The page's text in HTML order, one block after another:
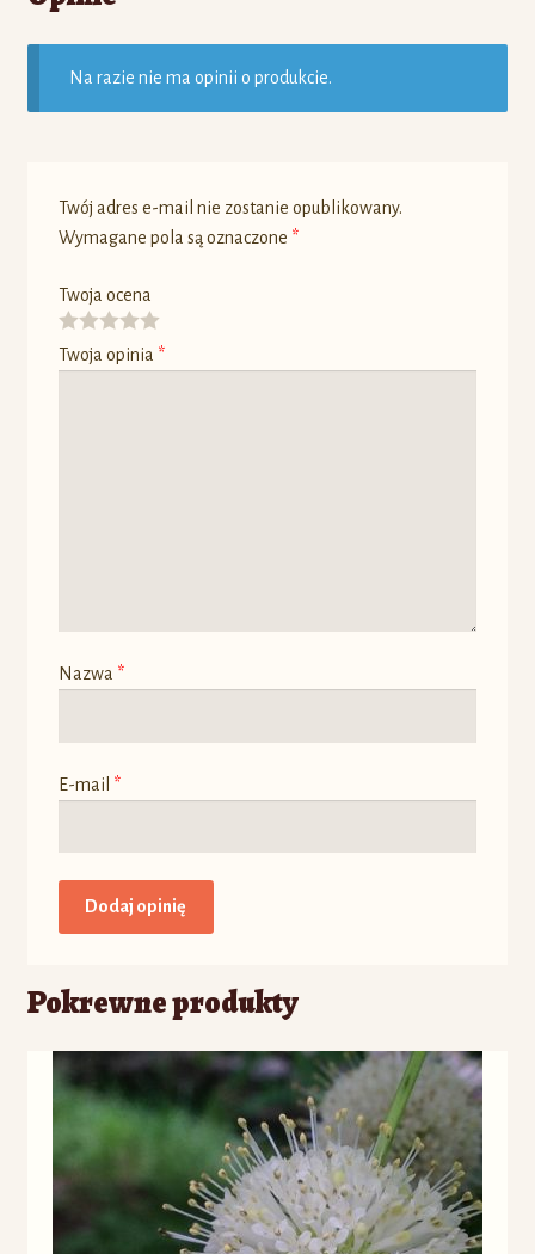
Na razie nie ma opinii o produkcie.
Twój adres e-mail nie zostanie opublikowany.
Wymagane pola są oznaczone *
Twoja ocena
Twoja opinia *
Nazwa *
E-mail *
Pokrewne produkty